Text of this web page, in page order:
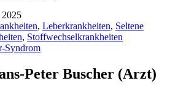
, Leberkrankheiten, Seltene
, Stoffwechselkrankheiten
Syndrom
Peter Buscher (Arzt)